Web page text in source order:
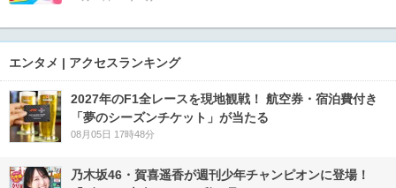
エンタメ | アクセスランキング
2027年のF1全レースを現地観戦！ 航空券・宿泊費付き
「夢のシーズンチケット」が当たる
08月05日 17時48分
乃木坂46・賀喜遥香が週刊少年チャンピオンに登場！